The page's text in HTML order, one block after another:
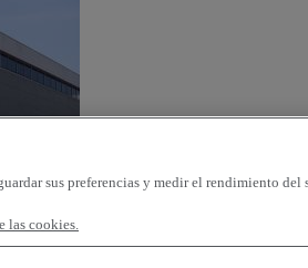
sus preferencias y medir el rendimiento
las cookies.